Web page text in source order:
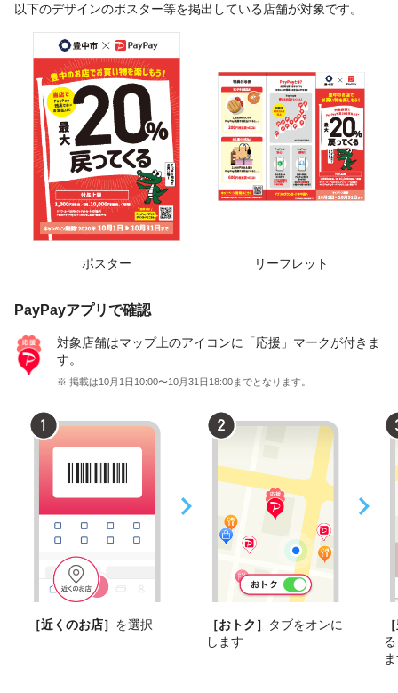
以下のデザインのポスター等を掲出している店舗が対象です。
ポスター リーフレット
PayPayアプリで確認
対象店舗はマップ上のアイコンに「応援」マークが付きま
す。
※ 掲載は10月1日10:00〜10月31日18:00までとなります。
［近くのお店］ を選択 ［おトク］
タブをオンに
します